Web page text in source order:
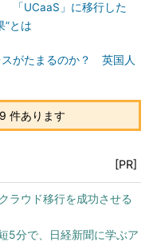
「UCaaS」に移行した
”とは
がたまるのか？ 英国人
件あります
[PR]
ラウド移行を成功させる
5分で、日経新聞に学ぶア